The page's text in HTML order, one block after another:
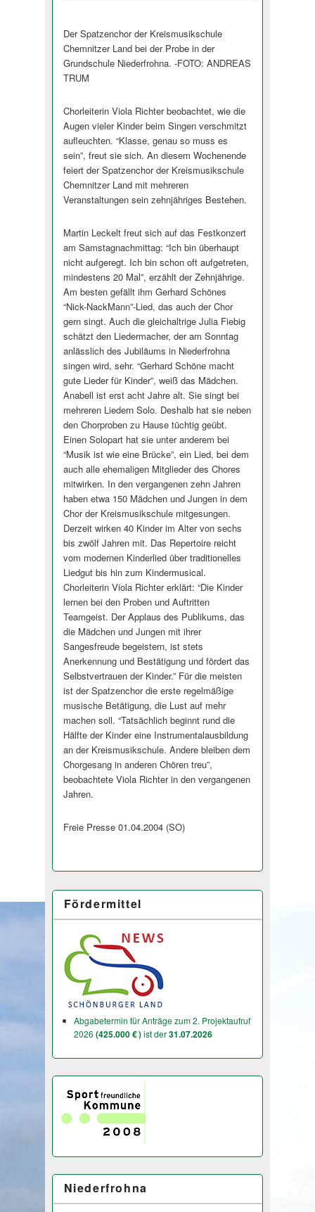
Der Spatzenchor der Kreismusikschule
Chemnitzer Land bei der Probe in der
Grundschule Niederfrohna. -FOTO: ANDREAS
TRUM
Chorleiterin Viola Richter beobachtet, wie die
Augen vieler Kinder beim Singen verschmitzt
aufleuchten. “Klasse, genau so muss es
sein”, freut sie sich. An diesem Wochenende
feiert der Spatzenchor der Kreismusikschule
Chemnitzer Land mit mehreren
Veranstaltungen sein zehnjähriges Bestehen.
Martin Leckelt freut sich auf das Festkonzert
am Samstagnachmittag: “Ich bin überhaupt
nicht aufgeregt. Ich bin schon oft aufgetreten,
mindestens 20 Mal”, erzählt der Zehnjährige.
Am besten gefällt ihm Gerhard Schönes
“Nick-NackMann”-Lied, das auch der Chor
gern singt. Auch die gleichaltrige Julia Fiebig
schätzt den Liedermacher, der am Sonntag
anlässlich des Jubiläums in Niederfrohna
singen wird, sehr. “Gerhard Schöne macht
gute Lieder für Kinder”, weiß das Mädchen.
Anabell ist erst acht Jahre alt. Sie singt bei
mehreren Liedern Solo. Deshalb hat sie neben
den Chorproben zu Hause tüchtig geübt.
Einen Solopart hat sie unter anderem bei
“Musik ist wie eine Brücke”, ein Lied, bei dem
auch alle ehemaligen Mitglieder des Chores
mitwirken. In den vergangenen zehn Jahren
haben etwa 150 Mädchen und Jungen in dem
Chor der Kreismusikschule mitgesungen.
Derzeit wirken 40 Kinder im Alter von sechs
bis zwölf Jahren mit. Das Repertoire reicht
vom modernen Kinderlied über traditionelles
Liedgut bis hin zum Kindermusical.
Chorleiterin Viola Richter erklärt: “Die Kinder
lernen bei den Proben und Auftritten
Teamgeist. Der Applaus des Publikums, das
die Mädchen und Jungen mit ihrer
Sangesfreude begeistern, ist stets
Anerkennung und Bestätigung und fördert das
Selbstvertrauen der Kinder.” Für die meisten
ist der Spatzenchor die erste regelmäßige
musische Betätigung, die Lust auf mehr
machen soll. “Tatsächlich beginnt rund die
Hälfte der Kinder eine Instrumentalausbildung
an der Kreismusikschule. Andere bleiben dem
Chorgesang in anderen Chören treu”,
beobachtete Viola Richter in den vergangenen
Jahren.
Freie Presse 01.04.2004 (SO)
Fördermittel
Abgabetermin für Anträge zum 2. Projektaufruf
2026 (425.000 € )ist der31.07.2026
Niederfrohna